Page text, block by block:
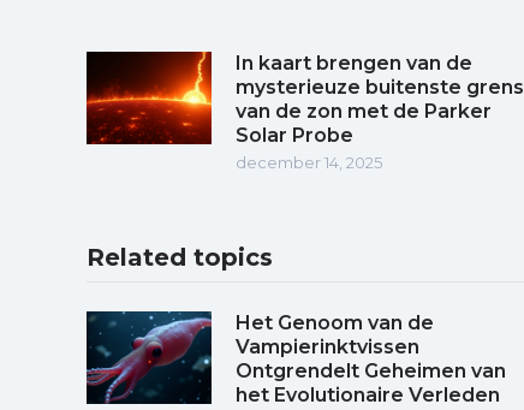
In kaart brengen van de
mysterieuze buitenste grens
van de zon met de Parker
Solar Probe
december 14, 2025
Related topics
Het Genoom van de
Vampierinktvissen
Ontgrendelt Geheimen van
het Evolutionaire Verleden